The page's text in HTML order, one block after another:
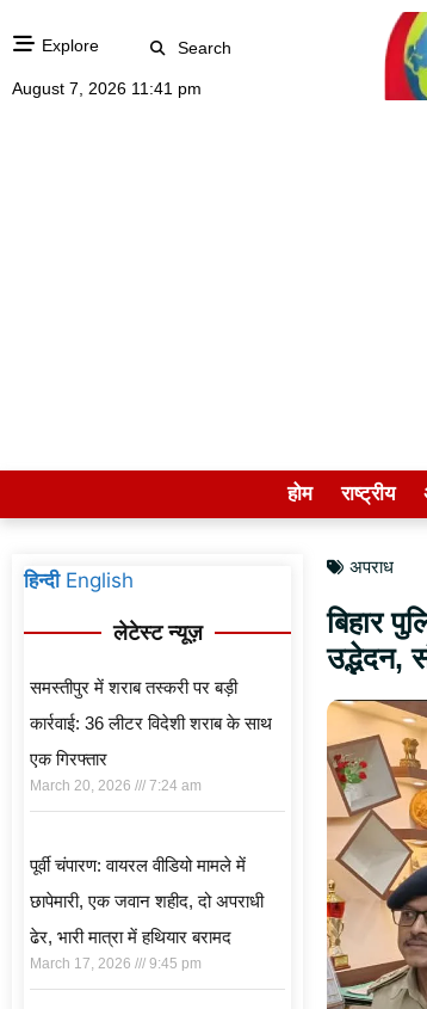
Explore Search
August 7, 2026 11:41 pm
होम राष्ट्रीय
हिन्दी English
लेटेस्ट न्यूज़
समस्तीपुर में शराब तस्करी पर बड़ी
कार्रवाई: 36 लीटर विदेशी शराब के साथ
एक गिरफ्तार
March 20, 2026 7:24 am
पूर्वी चंपारण: वायरल वीडियो मामले में
छापेमारी, एक जवान शहीद, दो अपराधी
ढेर, भारी मात्रा में हथियार बरामद
March 17, 2026 9:45 pm
अपराध
बिहार
उद्भेदन,